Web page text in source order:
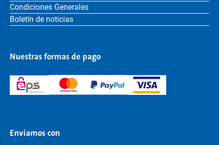
Condiciones Generales
Boletín de noticias
Nuestras formas de pago
Enviamos con